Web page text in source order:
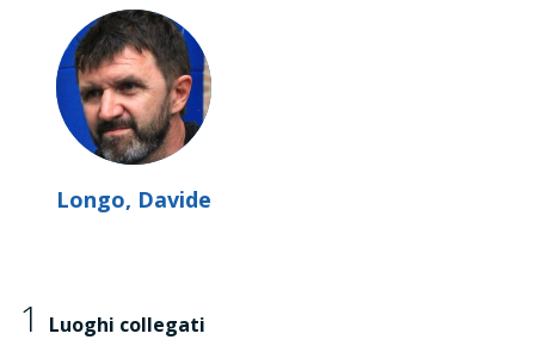
Longo, Davide
1 Luoghi collegati